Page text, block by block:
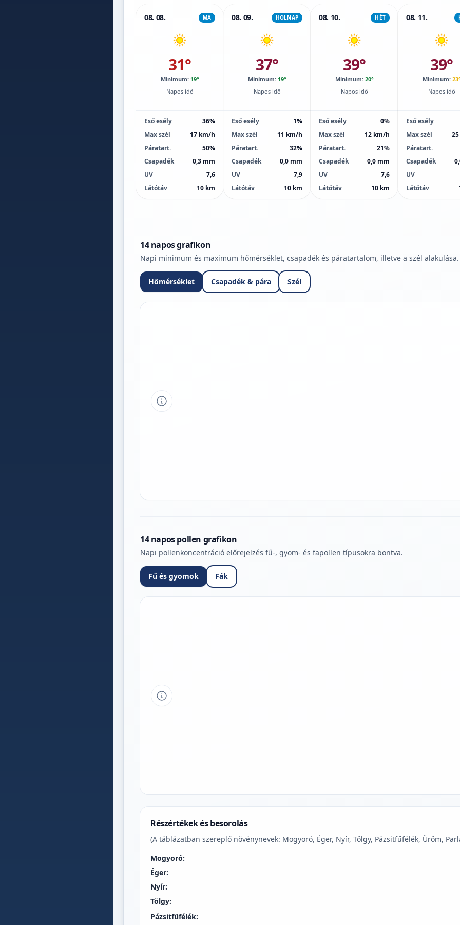
08. 08. MA
31°
Minimum: 19°
Napos idő
Eső esély
36%
Max szél
17 km/h
Páratart.
50%
Csapadék
0,3 mm
UV
7,6
Látótáv
10 km
08. 09. HOLNAP
37°
Minimum: 19°
Napos idő
Eső esély
1%
Max szél
11 km/h
Páratart.
32%
Csapadék
0,0 mm
UV
7,9
Látótáv
10 km
08. 10. HÉT
39°
Minimum: 20°
Napos idő
Eső esély
0%
Max szél
12 km/h
Páratart.
21%
Csapadék
0,0 mm
UV
7,6
Látótáv
10 km
08. 11.
39°
Minimum:
Napos idő
Eső esély
Max szél
Páratart.
Csapadék
UV
Látótáv
14 napos grafikon
Napi minimum és maximum hőmérséklet, csapadék és páratartalom, illetve a szél alakulása.
Hőmérséklet Csapadék & pára Szél
Tipp a grafikon jelmagyarázatához
14 napos pollen grafikon
Napi pollenkoncentráció előrejelzés fű-, gyom- és fapollen típusokra bontva.
Fű és gyomok Fák
Tipp a grafikon jelmagyarázatához
Részértékek és besorolás
(A táblázatban szereplő növénynevek: Mogyoró, Éger, Nyír, Tölgy, Pázsitfűfélék, Üröm,
Mogyoró:
Éger:
Nyír:
Tölgy:
Pázsitfűfélék: